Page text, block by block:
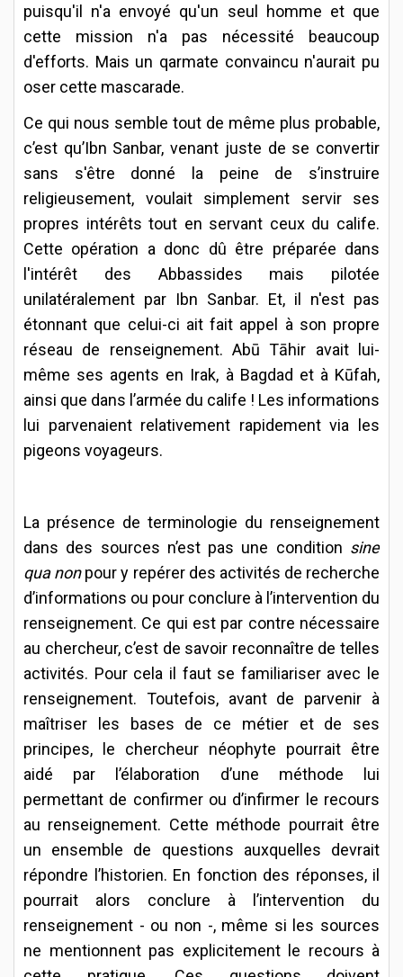
puisqu'il n'a envoyé qu'un seul homme et que
cette mission n'a pas nécessité beaucoup
d'efforts. Mais un qarmate convaincu n'aurait pu
oser cette mascarade.
Ce qui nous semble tout de même plus probable,
c’est qu’Ibn Sanbar, venant juste de se convertir
sans s'être donné la peine de s’instruire
religieusement, voulait simplement servir ses
propres intérêts tout en servant ceux du calife.
Cette opération a donc dû être préparée dans
l'intérêt des Abbassides mais pilotée
unilatéralement par Ibn Sanbar. Et, il n'est pas
étonnant que celui-ci ait fait appel à son propre
réseau de renseignement. Abū Tāhir avait lui-
même ses agents en Irak, à Bagdad et à Kūfah,
ainsi que dans l’armée du calife ! Les informations
lui parvenaient relativement rapidement via les
pigeons voyageurs.
La présence de terminologie du renseignement
dans des sources n’est pas une condition sine
qua nonpour y repérer des activités de recherche
d’informations ou pour conclure à l’intervention du
renseignement. Ce qui est par contre nécessaire
au chercheur, c’est de savoir reconnaître de telles
activités. Pour cela il faut se familiariser avec le
renseignement. Toutefois, avant de parvenir à
maîtriser les bases de ce métier et de ses
principes, le chercheur néophyte pourrait être
aidé par l’élaboration d’une méthode lui
permettant de confirmer ou d’infirmer le recours
au renseignement. Cette méthode pourrait être
un ensemble de questions auxquelles devrait
répondre l’historien. En fonction des réponses, il
pourrait alors conclure à l’intervention du
renseignement - ou non -, même si les sources
ne mentionnent pas explicitement le recours à